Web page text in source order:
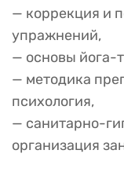
— коррекция и
упражнений,
— основы йога-
— методика
психология,
— санитарно-
организация